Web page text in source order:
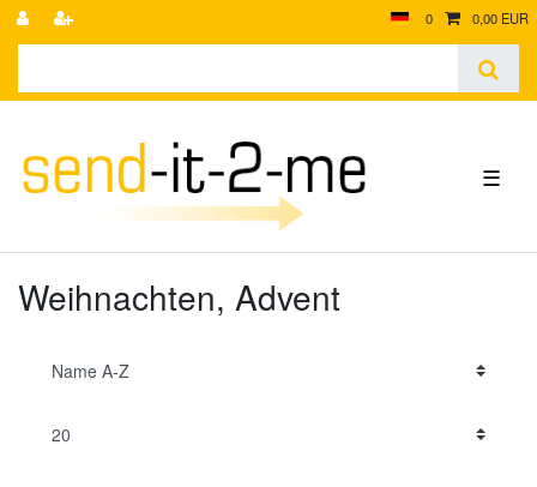
0 0,00 EUR
☰
Weihnachten, Advent